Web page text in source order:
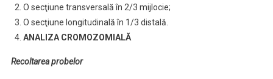
O secţiune transversală în 2/3 mijlocie;
O secţiune longitudinală în 1/3 distală.
ANALIZA CROMOZOMIALĂ
Recoltarea probelor